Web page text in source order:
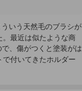
いう天然毛のブラシが
最近は似たような商
、傷がつくと塗装がは
付いてきたホルダー